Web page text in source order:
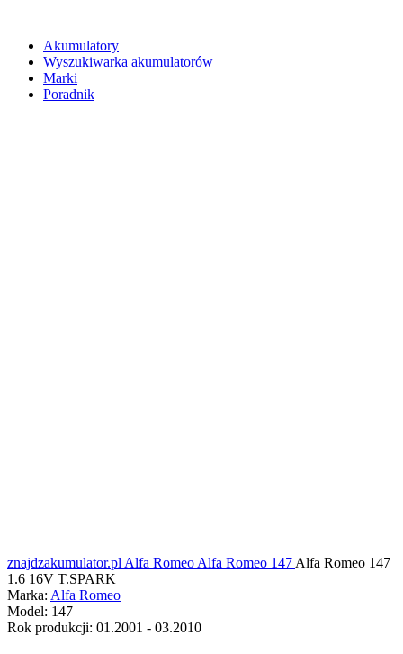
Akumulatory
Wyszukiwarka akumulatorów
Marki
Poradnik
znajdzakumulator.pl Alfa Romeo Alfa Romeo 147 Alfa Romeo 147
1.6 16V T.SPARK
Marka: Alfa Romeo
Model: 147
Rok produkcji: 01.2001 - 03.2010